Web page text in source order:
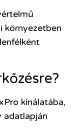
környezetben
kínálatába,
adatlapján